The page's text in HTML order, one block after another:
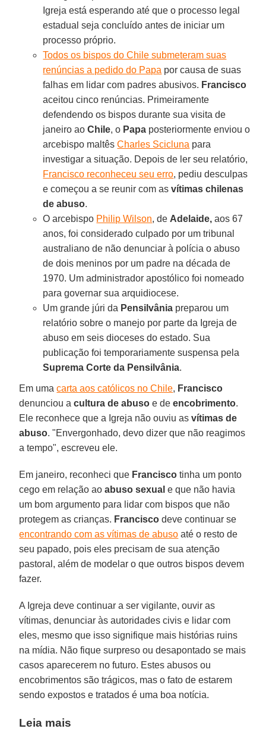
Igreja está esperando até que o processo legal
estadual seja concluído antes de iniciar um
processo próprio.
Todos os bispos do Chile submeteram suas
renúncias a pedido do Papa por causa de suas
falhas em lidar com padres abusivos. Francisco
aceitou cinco renúncias. Primeiramente
defendendo os bispos durante sua visita de
janeiro aoChile, o Papa posteriormente enviou o
arcebispo maltêsCharles Scicluna para
investigar a situação. Depois de ler seu relatório,
Francisco reconheceu seu erro, pediu desculpas
e começou a se reunir com asvítimas chilenas
de abuso.
O arcebispo Philip Wilson, de Adelaide, aos 67
anos, foi considerado culpado por um tribunal
australiano de não denunciar à polícia o abuso
de dois meninos por um padre na década de
1970. Um administrador apostólico foi nomeado
para governar sua arquidiocese.
Um grande júri da Pensilvânia preparou um
relatório sobre o manejo por parte da Igreja de
abuso em seis dioceses do estado. Sua
publicação foi temporariamente suspensa pela
Suprema Corte da Pensilvânia.
Em umacarta aos católicos no Chile, Francisco
denunciou acultura de abuso e deencobrimento.
Ele reconhece que a Igreja não ouviu asvítimas de
abuso. "Envergonhado, devo dizer que não reagimos
a tempo", escreveu ele.
Em janeiro, reconheci que Francisco tinha um ponto
cego em relação aoabuso sexual e que não havia
um bom argumento para lidar com bispos que não
protegem as crianças. Francisco deve continuar se
encontrando com as vítimas de abuso até o resto de
seu papado, pois eles precisam de sua atenção
pastoral, além de modelar o que outros bispos devem
fazer.
A Igreja deve continuar a ser vigilante, ouvir as
vítimas, denunciar às autoridades civis e lidar com
eles, mesmo que isso signifique mais histórias ruins
na mídia. Não fique surpreso ou desapontado se mais
casos aparecerem no futuro. Estes abusos ou
encobrimentos são trágicos, mas o fato de estarem
sendo expostos e tratados é uma boa notícia.
Leia mais